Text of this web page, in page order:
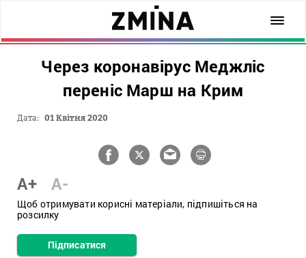
Через коронавірус Меджліс
переніс Марш на Крим
Дата: 01 Квітня 2020
A+ A-
Щоб отримувати корисні матеріали, підпишіться на
розсилку
Підписатися